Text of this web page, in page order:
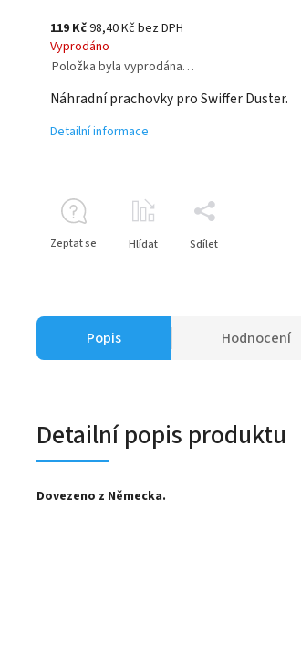
119 Kč98,40 Kč bez DPH
Vyprodáno
Položka byla vyprodána…
Náhradní prachovky pro Swiffer Duster.
Detailní informace
Zeptat se Hlídat Sdílet
Popis Hodnocení
Detailní popis produktu
Dovezeno z Německa.